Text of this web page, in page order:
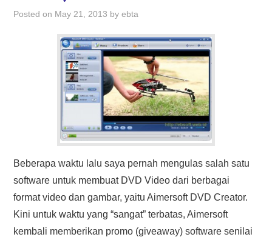
HASIL PENCARIAN
Posted on May 21, 2013 byebta
Beberapa waktu lalu saya pernah mengulas salah satu
software untuk membuat DVD Video dari berbagai
format video dan gambar, yaitu Aimersoft DVD Creator.
Kini untuk waktu yang “sangat” terbatas, Aimersoft
kembali memberikan promo (giveaway) software senilai